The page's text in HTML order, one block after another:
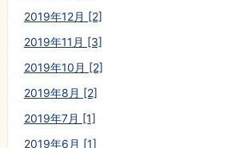
2019年12月 [2]
2019年11月 [3]
2019年10月 [2]
2019年8月 [2]
2019年7月 [1]
2019年6月 [1]